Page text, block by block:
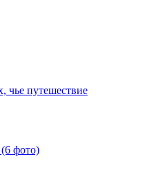
чье путешествие
(6 фото)